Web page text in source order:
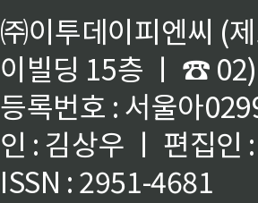
㈜이투데이피엔씨 (
이빌딩 15층 ㅣ ☎
등록번호 : 서울아
인 : 김상우 ㅣ 편집인
ISSN : 2951-4681